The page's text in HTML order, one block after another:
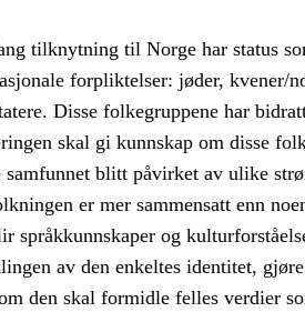
tilknytning til Norge har status
forpliktelser: jøder, kvener/
Disse folkegruppene har
skal gi kunnskap om disse
blitt påvirket av ulike
er mer sammensatt enn
språkkunnskaper og
av den enkeltes identitet,
den skal formidle felles verdier